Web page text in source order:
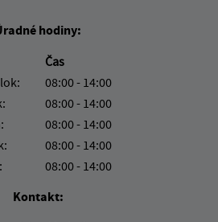
hodiny:
Čas
08:00 - 14:00
08:00 - 14:00
08:00 - 14:00
08:00 - 14:00
08:00 - 14:00
Kontakt: